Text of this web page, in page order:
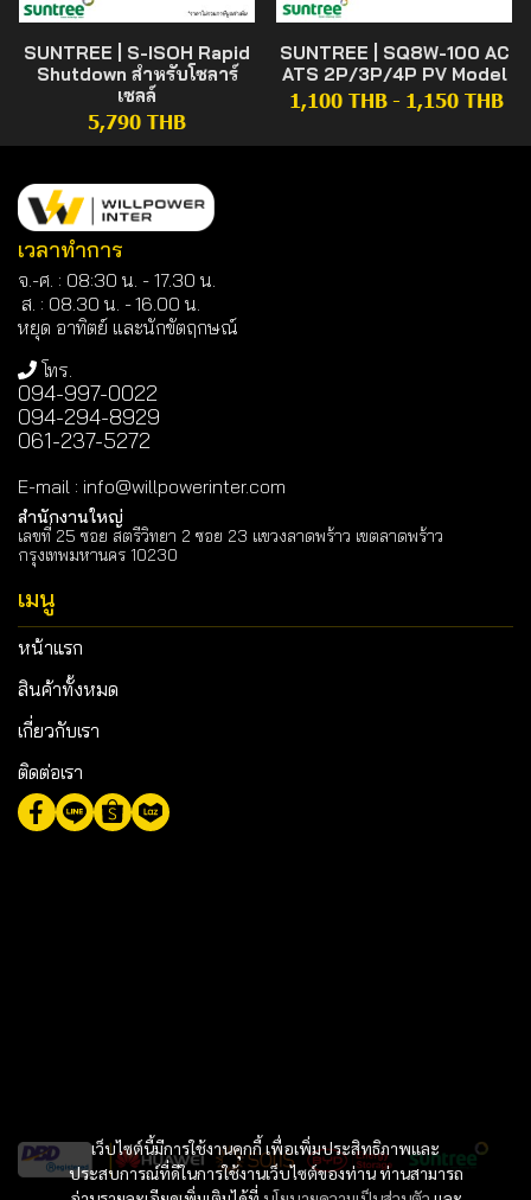
SUNTREE | S-ISOH Rapid
Shutdown สำหรับโซลาร์
เซลล์
5,790 THB
SUNTREE | SQ8W-100 AC
ATS 2P/3P/4P PV Model
1,100 THB - 1,150 THB
เว็บไซต์นี้มีการใช้งานคุกกี้ เพื่อเพิ่มประสิทธิภาพและ
ประสบการณ์ที่ดีในการใช้งานเว็บไซต์ของท่าน ท่านสามารถ
เวลาทำการ
จ.-ศ. : 08:30 น. - 17.30 น.
ส. : 08.30 น. -16.00 น.
หยุด อาทิตย์ และนักขัตฤกษณ์
โทร.
094-997-0022
094-294-8929
061-237-5272
E-mail : info@willpowerinter.com
สำนักงานใหญ่
เลขที่ 25 ซอย สตรีวิทยา 2 ซอย 23 แขวงลาดพร้าว เขตลาดพร้าว
กรุงเทพมหานคร 10230
เมนู
หน้าแรก
สินค้าทั้งหมด
เกี่ยวกับเรา
ติดต่อเรา